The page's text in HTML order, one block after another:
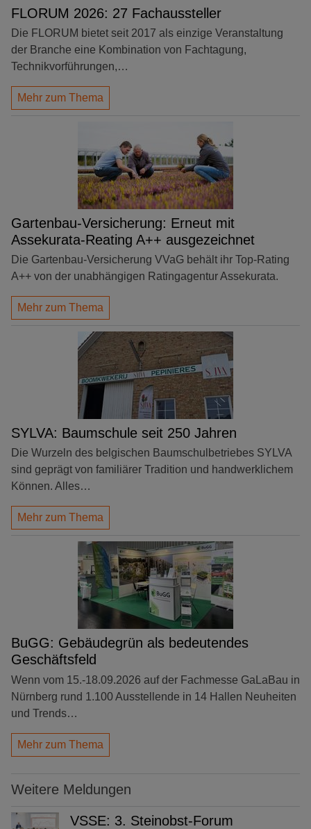
FLORUM 2026: 27 Fachaussteller
Die FLORUM bietet seit 2017 als einzige Veranstaltung
der Branche eine Kombination von Fachtagung,
Technikvorführungen,…
Mehr zum Thema
Gartenbau-Versicherung: Erneut mit
Assekurata-Reating A++ ausgezeichnet
Die Gartenbau-Versicherung VVaG behält ihr Top-Rating
A++ von der unabhängigen Ratingagentur Assekurata.
Mehr zum Thema
SYLVA: Baumschule seit 250 Jahren
Die Wurzeln des belgischen Baumschulbetriebes SYLVA
sind geprägt von familiärer Tradition und handwerklichem
Können. Alles…
Mehr zum Thema
BuGG: Gebäudegrün als bedeutendes
Geschäftsfeld
Wenn vom 15.-18.09.2026 auf der Fachmesse GaLaBau in
Nürnberg rund 1.100 Ausstellende in 14 Hallen Neuheiten
und Trends…
Mehr zum Thema
Weitere Meldungen
VSSE: 3. Steinobst-Forum